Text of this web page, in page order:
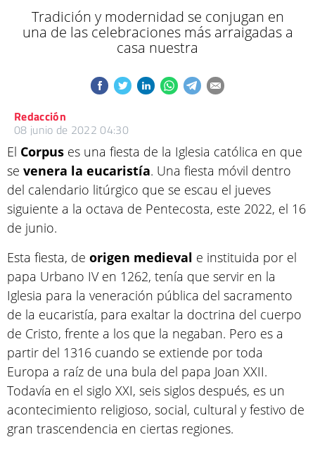
Tradición y modernidad se conjugan en
una de las celebraciones más arraigadas a
casa nuestra
Redacción
08 junio de 2022 04:30
El Corpus es una fiesta de la Iglesia católica en que
se venera la eucaristía. Una fiesta móvil dentro
del calendario litúrgico que se escau el jueves
siguiente a la octava de Pentecosta, este 2022, el 16
de junio.
Esta fiesta, de origen medieval e instituida por el
papa Urbano IV en 1262, tenía que servir en la
Iglesia para la veneración pública del sacramento
de la eucaristía, para exaltar la doctrina del cuerpo
de Cristo, frente a los que la negaban. Pero es a
partir del 1316 cuando se extiende por toda
Europa a raíz de una bula del papa Joan XXII.
Todavía en el siglo XXI, seis siglos después, es un
acontecimiento religioso, social, cultural y festivo de
gran trascendencia en ciertas regiones.